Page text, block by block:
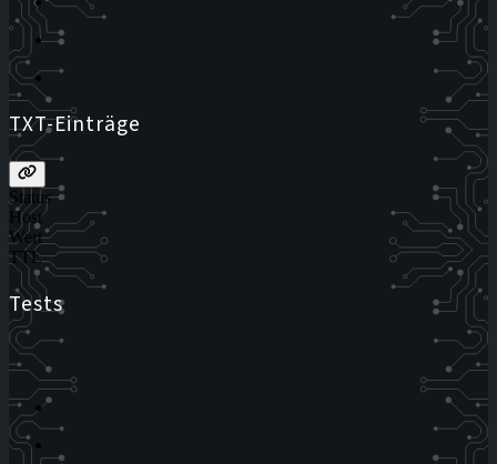
TXT-Einträge
Status
Host
Wert
TTL
Tests